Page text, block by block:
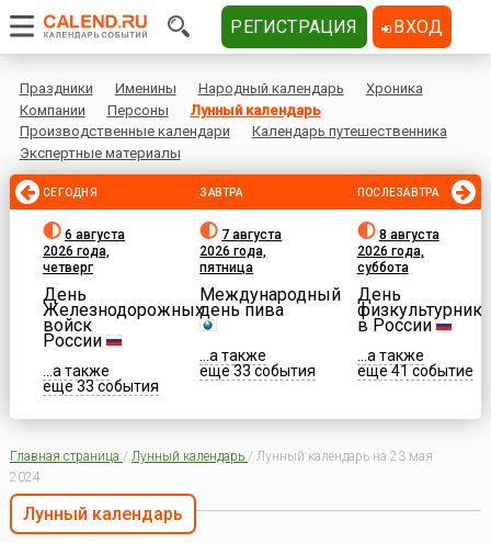
Праздники Именины Народный календарь
Хроника
Компании
Персоны
Лунный календарь
Производственные календари
Календарь путешественника
Экспертные материалы
СЕГОДНЯ
6 августа
2026 года,
четверг
День
Железнодорожных
войск
России
...а также
еще 33 события
ЗАВТРА
7 августа
2026 года,
пятница
Международный
день пива
...а также
еще 33 события
ПОСЛЕЗАВТРА
8 августа
2026 года,
суббота
День
физкультурника
в России
...а также
еще 41 событие
Главная страница / Лунный календарь / Лунный календарь на 23 мая
2024
Лунный календарь
РЕГИСТРАЦИЯ ВХОД